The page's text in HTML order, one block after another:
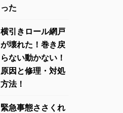
った
横引きロール網戸
が壊れた！巻き戻
らない動かない！
原因と修理・対処
方法！
緊急事態ささくれ